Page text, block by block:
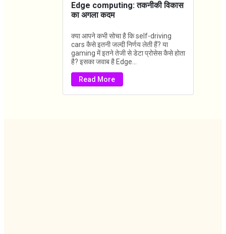
Edge computing: तकनीकी विकास
का अगला कदम
क्या आपने कभी सोचा है कि self-driving
cars कैसे इतनी जल्दी निर्णय लेती हैं? या
gaming में इतने तेजी से डेटा प्रोसेस कैसे होता
है? इसका जवाब है Edge...
Read More